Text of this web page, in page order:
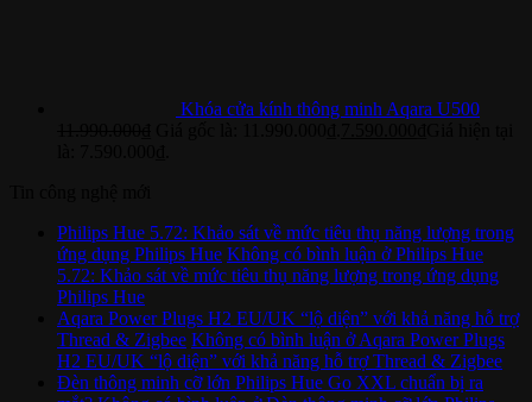
Khóa cửa kính thông minh Aqara U500
Philips Hue 5.72: Khảo sát về mức tiêu thụ năng lượng trong
ứng dụng Philips Hue Không có bình luận ở Philips Hue
5.72: Khảo sát về mức tiêu thụ năng lượng trong ứng dụng
Philips Hue
Aqara Power Plugs H2 EU/UK “lộ diện” với khả năng hỗ trợ
Thread & Zigbee Không có bình luận ở Aqara Power Plugs
H2 EU/UK “lộ diện” với khả năng hỗ trợ Thread & Zigbee
Đèn thông minh cỡ lớn Philips Hue Go XXL chuẩn bị ra